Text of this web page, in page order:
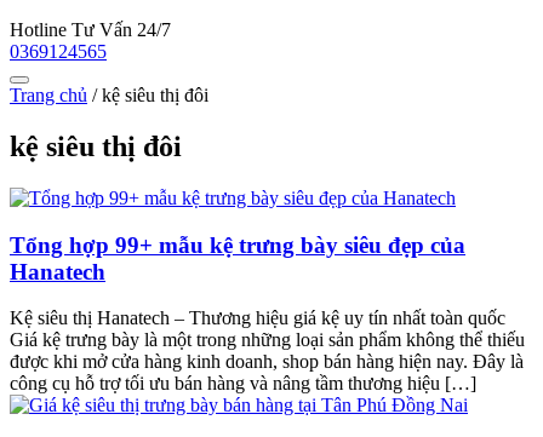
Hotline Tư Vấn 24/7
0369124565
Trang chủ /kệ siêu thị đôi
kệ siêu thị đôi
Tổng hợp 99+ mẫu kệ trưng bày siêu đẹp của
Hanatech
Kệ siêu thị Hanatech – Thương hiệu giá kệ uy tín nhất toàn quốc
Giá kệ trưng bày là một trong những loại sản phẩm không thể thiếu
được khi mở cửa hàng kinh doanh, shop bán hàng hiện nay. Đây là
công cụ hỗ trợ tối ưu bán hàng và nâng tầm thương hiệu […]